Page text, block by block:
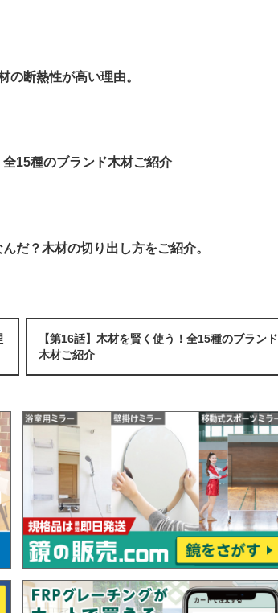
の断熱性が高い理由。
全15種のブランド木材ご紹介
だ？木材の切り出し方をご紹介。
【第16話】木材を賢く使う！全15種のブランド
木材ご紹介